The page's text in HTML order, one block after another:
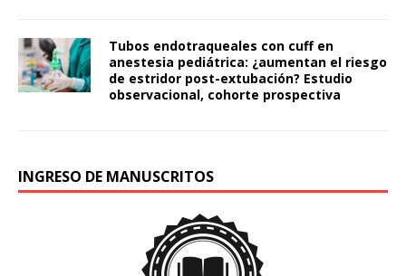
Tubos endotraqueales con cuff en
anestesia pediátrica: ¿aumentan el riesgo
de estridor post-extubación? Estudio
observacional, cohorte prospectiva
INGRESO DE MANUSCRITOS